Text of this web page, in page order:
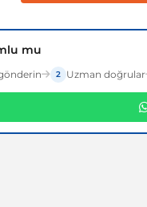
mu
2 Uzman doğrular